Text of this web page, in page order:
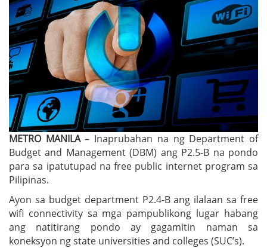
METRO MANILA– Inaprubahan na ng Department of
Budget and Management (DBM) ang P2.5-B na pondo
para sa ipatutupad na free public internet program sa
Pilipinas.
Ayon sa budget department P2.4-B ang ilalaan sa free
wifi connectivity sa mga pampublikong lugar habang
ang natitirang pondo ay gagamitin naman sa
koneksyon ng state universities and colleges (SUC’s).